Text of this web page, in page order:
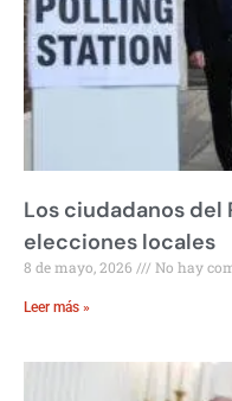
Los ciudadanos del
elecciones locales
8 de mayo, 2026 No hay
Leer más »